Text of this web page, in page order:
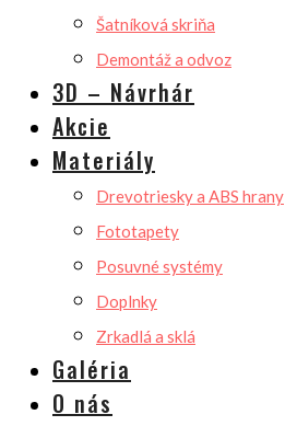
Šatníková skriňa
Demontáž a odvoz
3D – Návrhár
Akcie
Materiály
Drevotriesky a ABS hrany
Fototapety
Posuvné systémy
Doplnky
Zrkadlá a sklá
Galéria
O nás